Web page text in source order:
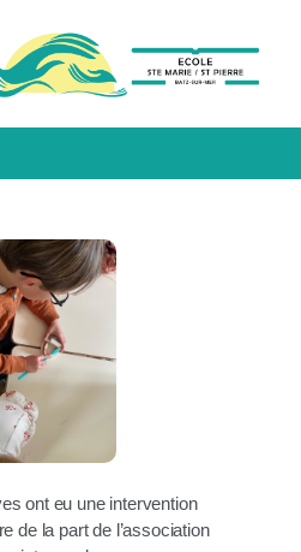
SAINT PIERRE
Marie Saint Pierre
ont eu une intervention
de la part de l’association